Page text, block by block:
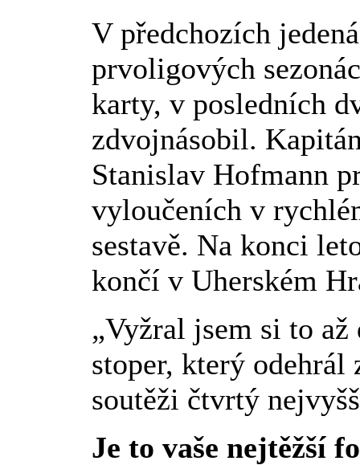
V předchozích
prvoligových
karty, v posledních
zdvojnásobil.
Stanislav Hofmann
vyloučeních v
sestavě. Na konci
končí v Uherském
„Vyžral jsem si to
stoper, který
soutěži čtvrtý
Je to vaše nejtěžší